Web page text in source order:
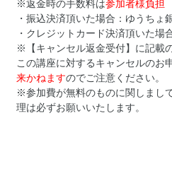
※返金時の手数料は参加者様負担
・振込決済頂いた場合：ゆうちょ
・クレジットカード決済頂いた場
※【キャンセル返金受付】に記載
この講座に対するキャンセルのお
来かねますのでご注意ください。
※参加費が無料のものに関しまし
理は必ずお願いいたします。